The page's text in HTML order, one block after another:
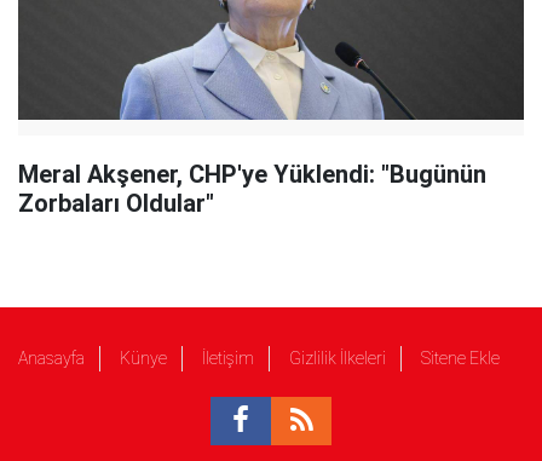
Meral Akşener, CHP'ye Yüklendi: "Bugünün
Zorbaları Oldular"
Anasayfa Künye İletişim Gizlilik İlkeleri Sitene Ekle